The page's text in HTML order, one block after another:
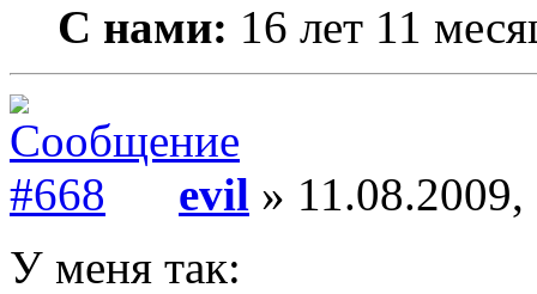
С нами: 16 лет 11
evil »
У меня так: